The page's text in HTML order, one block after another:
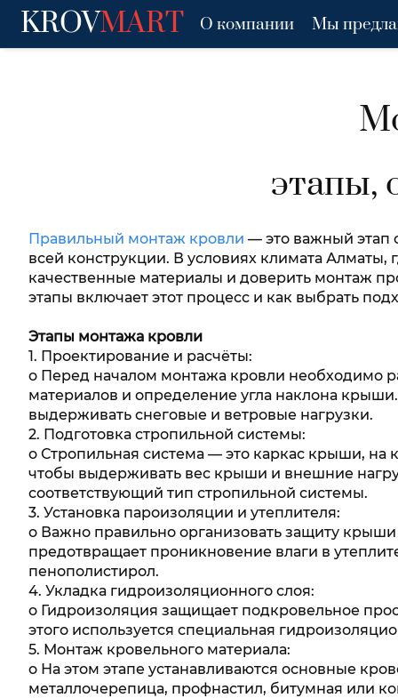
KROVMART О компании Мы
этапы,
Правильный монтаж кровли — это важный этап
всей конструкции. В условиях климата
качественные материалы и доверить монтаж
этапы включает этот процесс и как выбрать
Этапы монтажа кровли
1. Проектирование и расчёты:
o Перед началом монтажа кровли необходимо
материалов и определение угла наклона
выдерживать снеговые и ветровые нагрузки.
2. Подготовка стропильной системы:
o Стропильная система — это каркас крыши,
чтобы выдерживать вес крыши и внешние
соответствующий тип стропильной системы.
3. Установка пароизоляции и утеплителя:
o Важно правильно организовать защиту крыши
предотвращает проникновение влаги в
пенополистирол.
4. Укладка гидроизоляционного слоя:
o Гидроизоляция защищает подкровельное
этого используется специальная
5. Монтаж кровельного материала:
o На этом этапе устанавливаются основные
металлочерепица, профнастил, битумная или